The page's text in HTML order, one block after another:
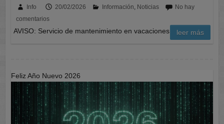
Info 20/02/2026 Información Noticias
No hay
comentarios
AVISO: Servicio de mantenimiento en vacaciones leer más
Feliz Año Nuevo 2026